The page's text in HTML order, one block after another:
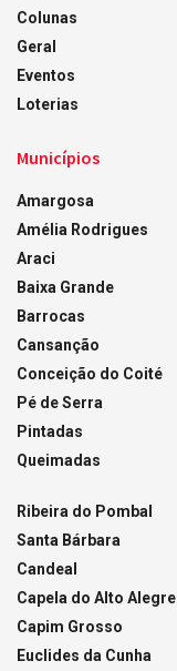
Colunas
Geral
Eventos
Loterias
Municípios
Amargosa
Amélia Rodrigues
Araci
Baixa Grande
Barrocas
Cansanção
Conceição do Coité
Pé de Serra
Pintadas
Queimadas
Ribeira do Pombal
Santa Bárbara
Candeal
Capela do Alto Alegre
Capim Grosso
Euclides da Cunha